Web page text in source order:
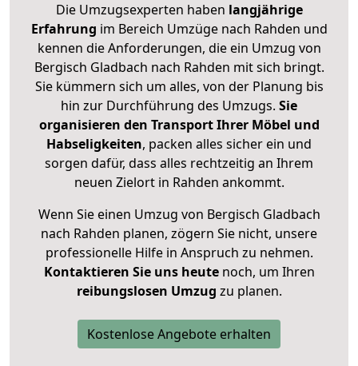
Die Umzugsexperten haben langjährige
Erfahrung im Bereich Umzüge nach Rahden und
kennen die Anforderungen, die ein Umzug von
Bergisch Gladbach nach Rahden mit sich bringt.
Sie kümmern sich um alles, von der Planung bis
hin zur Durchführung des Umzugs. Sie
organisieren den Transport Ihrer Möbel und
Habseligkeiten, packen alles sicher ein und
sorgen dafür, dass alles rechtzeitig an Ihrem
neuen Zielort in Rahden ankommt.
Wenn Sie einen Umzug von Bergisch Gladbach
nach Rahden planen, zögern Sie nicht, unsere
professionelle Hilfe in Anspruch zu nehmen.
Kontaktieren Sie uns heutenoch, um Ihren
reibungslosen Umzug zu planen.
Kostenlose Angebote erhalten